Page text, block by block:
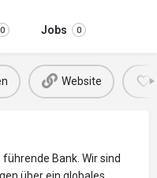
0 Jobs 0
Website
Bank. Wir sind
über ein globales